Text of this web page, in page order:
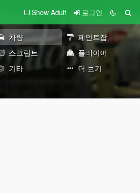
Show Adult 로그인
차량
페인트잡
스크립트
플레이어
기타 더 보기